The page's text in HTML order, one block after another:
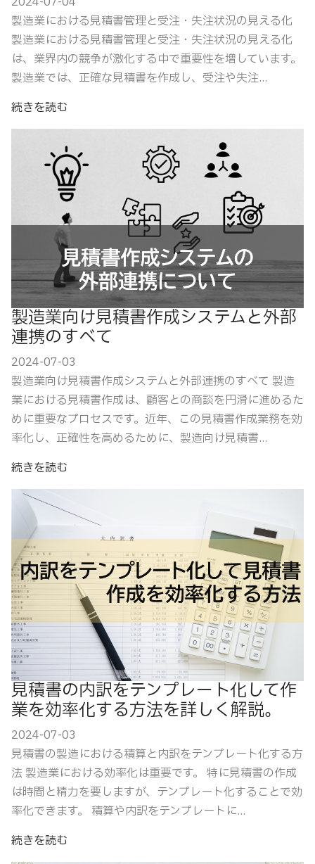
製造業における見積書管理と受注・失注状況の見える化
製造業における見積書管理と受注・失注状況の見える化
は、業界内の競争が激化する中で重要性を増しています。
製造業では、正確な見積書を作成し、受注や失注...
続きを読む
製造業向け見積書作成システムと外部
連携のすべて
2024-07-03
製造業向け見積書作成システムと外部連携のすべて 製造
業における見積書作成は、顧客との商談を円滑に進めるた
めに重要なプロセスです。近年、この見積書作成業務を効
率化し、正確性を高めるために、製造向け見積書...
続きを読む
見積書の内訳をテンプレート化して作
業を効率化する方法を詳しく解説。
2024-07-03
見積書の製造における積算と内訳をテンプレート化する方
法 製造業における効率化は重要です。 特に見積書の作成
は時間と精力を要しますが、テンプレート化することで効
率化できます。 積算や内訳をテンプレートに...
続きを読む